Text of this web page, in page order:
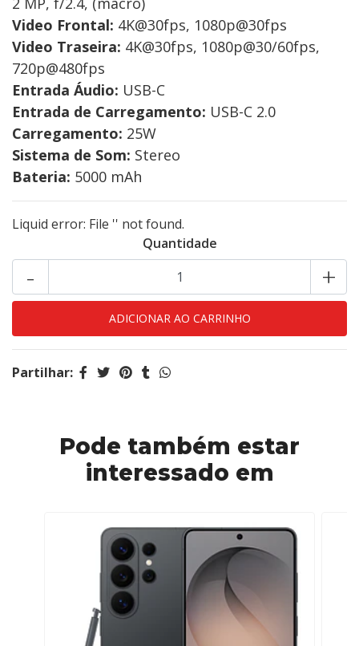
Video Frontal: 4K@30fps, 1080p@30fps
Video Traseira: 4K@30fps, 1080p@30/60fps,
720p@480fps
Entrada Áudio: USB-C
Entrada de Carregamento: USB-C 2.0
Carregamento: 25W
Sistema de Som: Stereo
Bateria: 5000 mAh
Liquid error: File '' not found.
Quantidade
+
-
Partilhar:
Pode também estar
interessado em